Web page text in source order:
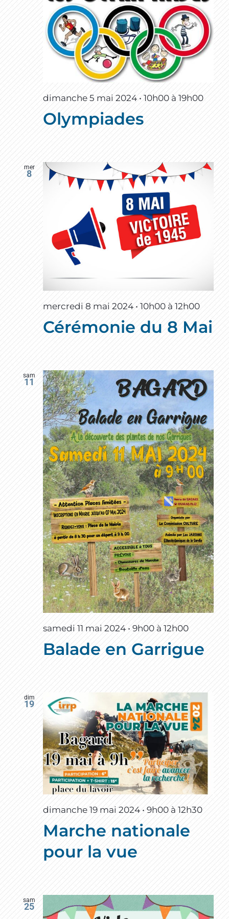
dimanche 5 mai 2024 • 10h00 à 19h00
Olympiades
mer
8
mercredi 8 mai 2024 • 10h00à12h00
Cérémonie du 8 Mai
sam
11
samedi 11 mai 2024 • 9h00 à12h00
Balade en Garrigue
dim
19
dimanche 19 mai 2024 • 9h00 à 12h30
Marche nationale
pour la vue
sam
25